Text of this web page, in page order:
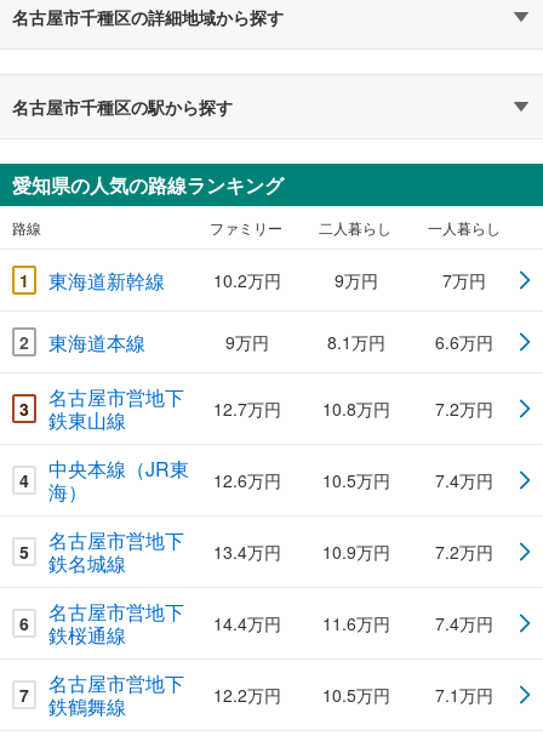
名古屋市千種区の詳細地域から探す
名古屋市千種区の駅から探す
愛知県の人気の路線ランキング
路線 ファミリー 二人暮らし 一人暮らし
1 東海道新幹線 10.2万円 9万円 7万円
2 東海道本線 9万円 8.1万円 6.6万円
3
名古屋市営地下
鉄東山線
12.7万円 10.8万円 7.2万円
4
中央本線（JR東
海）
12.6万円 10.5万円 7.4万円
5
名古屋市営地下
鉄名城線
13.4万円 10.9万円 7.2万円
6
名古屋市営地下
鉄桜通線
14.4万円 11.6万円 7.4万円
7
名古屋市営地下
鉄鶴舞線
12.2万円 10.5万円 7.1万円